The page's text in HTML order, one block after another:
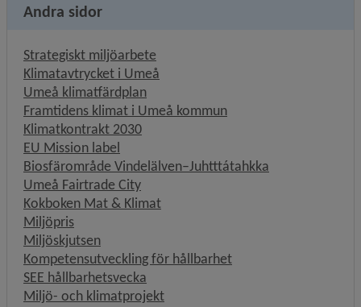
Andra sidor
Strategiskt miljöarbete
Klimatavtrycket i Umeå
Umeå klimatfärdplan
Framtidens klimat i Umeå kommun
Klimatkontrakt 2030
EU Mission label
Biosfärområde Vindelälven–Juhtttátahkka
Umeå Fairtrade City
Kokboken Mat & Klimat
Miljöpris
Miljöskjutsen
Kompetensutveckling för hållbarhet
SEE hållbarhetsvecka
Miljö- och klimatprojekt